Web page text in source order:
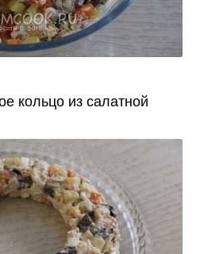
кольцо из салатной